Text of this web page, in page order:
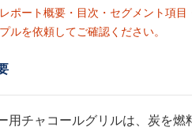
ポート概要・目次・セグメント項
ルを依頼してご確認ください。
用チャコールグリルは、炭を